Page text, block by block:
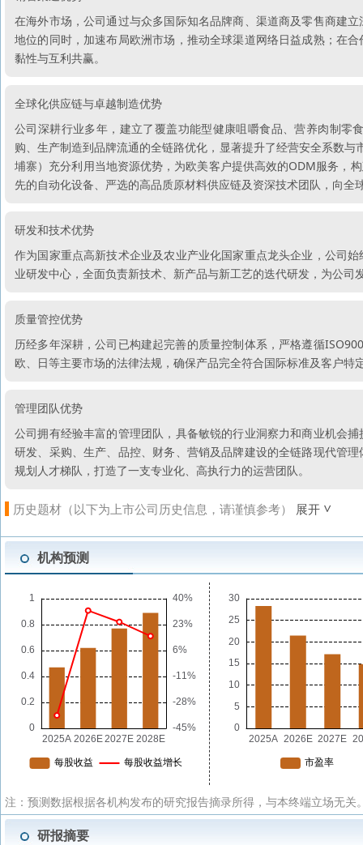
在海外市场，公司通过与众多国际知名品牌商、渠道商及零售商建
地位的同时，加速布局欧洲市场，推动全球渠道网络日益成熟；在
黏性与互利共赢。
全球化供应链与卓越制造优势
公司深耕行业多年，建立了覆盖功能型健康咀嚼食品、营养肉制
购、生产制造到品牌流通的全链路优化，显著提升了经营安全系数
埔寨）充分利用当地资源优势，为欧美客户提供高效的ODM服务，
先的自动化设备、严选的高品质原材料供应链及资深技术团队，向
研发和技术优势
作为国家重点高新技术企业及农业产业化国家重点龙头企业，公司
业研发中心，全面负责新技术、新产品与新工艺的迭代研发，为公司
质量管控优势
历经多年深耕，公司已构建起完善的质量控制体系，严格遵循
欧、日等主要市场的法律法规，确保产品完全符合国际标准及客户特
管理团队优势
公司拥有经验丰富的管理团队，具备敏锐的行业洞察力和商业机会
研发、采购、生产、品控、财务、营销及品牌建设的全链路现代管
规划人才梯队，打造了一支专业化、高执行力的运营团队。
历史题材（以下为上市公司历史信息，请谨慎参考） 展开
机构预测
注：预测数据根据各机构发布的研究报告摘录所得，与本终端立场无
研报摘要